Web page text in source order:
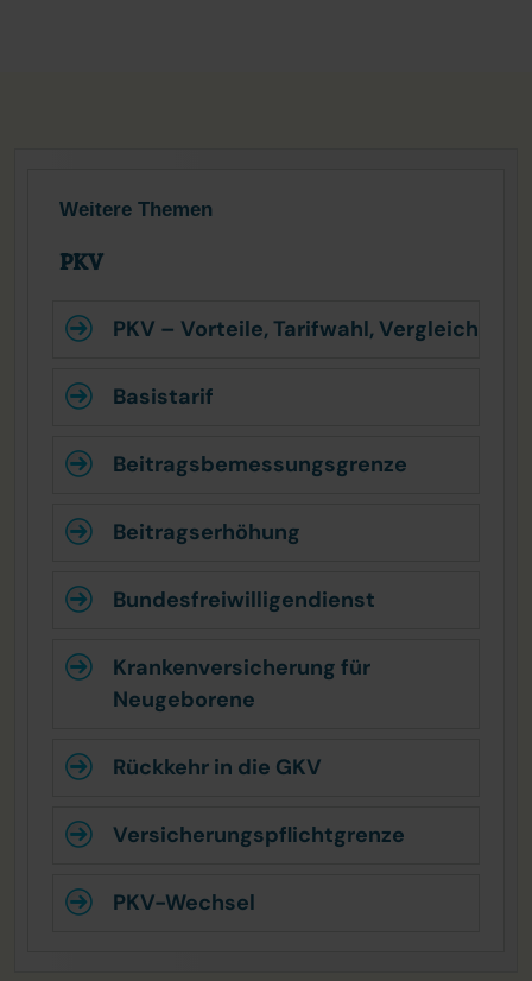
Weitere Themen
PKV
PKV – Vorteile, Tarifwahl, Vergleich
Basistarif
Beitrags­bemessungsgrenze
Beitragserhöhung
Bundesfreiwilligendienst
Krankenversicherung für
Neugeborene
Rückkehr in die GKV
Versicherungspflichtgrenze
PKV-Wechsel